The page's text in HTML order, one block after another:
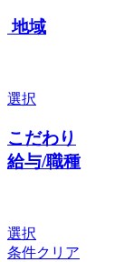
地域
選択
こだわり
給与/職種
選択
条件クリア